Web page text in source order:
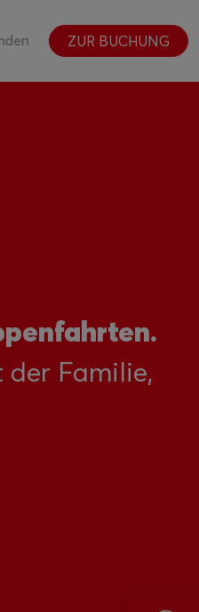
ZUR BUCHUNG
der Familie,